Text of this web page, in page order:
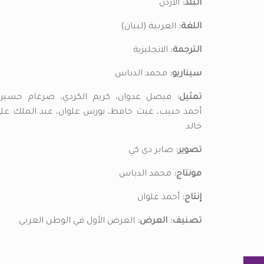
البلد: الأردن
اللغة: العربية (لبنان)
الترجمة: الانجليزية
سيناريو: محمد الدباس
تمثيل: فيصل عدوان، كريم الكردي، ضرغام
أحمد حبيب، غيث حافظ، نورس علوان، عبد الملك
خالد
تصوير: صابر دي كي
مونتاج: محمد الدباس
إنتاج: أحمد علوان
تصنيف: العرض: العرض الأول في الوطن العربي